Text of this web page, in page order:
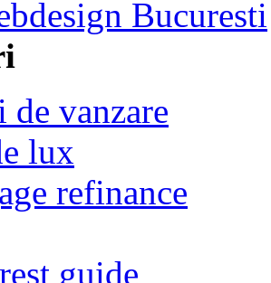
Bucuresti
de vanzare
lux
refinance
guide